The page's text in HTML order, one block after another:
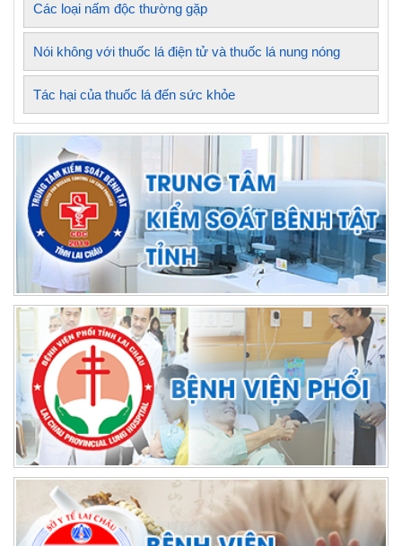
Các loại nấm độc thường gặp
Nói không với thuốc lá điện tử và thuốc lá nung nóng
Tác hại của thuốc lá đến sức khỏe